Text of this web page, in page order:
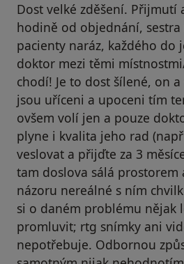
Dost velké zděšení. Přijmutí
hodině od objednání,
pacienty naráz, každého do
doktor mezi těmi
chodí! Je to dost šílené, on
jsou uříceni a upoceni tím
ovšem volí jen a pouze
plyne i kvalita jeho rad
veslovat a přijďte za 3
tam doslova sálá prostorem
názoru nereálné s ním
si o daném problému nějak
promluvit; rtg snímky ani
nepotřebuje. Odbornou